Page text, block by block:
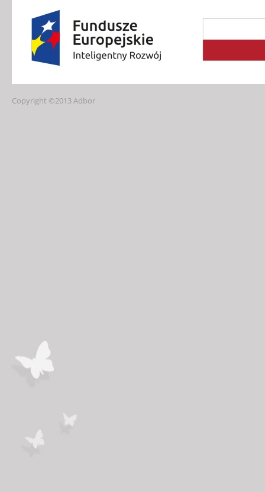
Copyright ©2013 Adbor